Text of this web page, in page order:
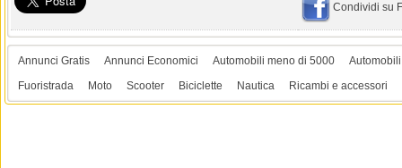
Condividi su
Annunci Gratis Annunci Economici Automobili meno di 5000
Fuoristrada
Moto Scooter Biciclette Nautica Ricambi e accessori